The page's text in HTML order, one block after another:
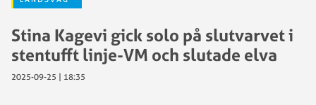
Stina Kagevi gick solo på slutvarvet i
stentufft linje-VM och slutade elva
2025-09-25 | 18:35